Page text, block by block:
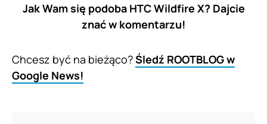
Jak Wam się podoba HTC Wildfire X? Dajcie
znać w komentarzu!
Chcesz być na bieżąco?Śledź ROOTBLOG w
Google News!